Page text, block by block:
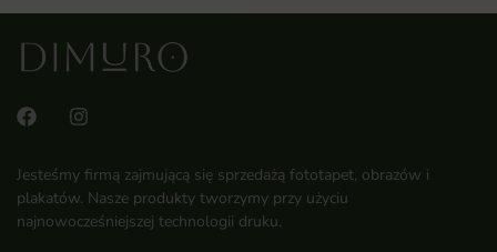
Jesteśmy firmą zajmującą się sprzedażą fototapet, obrazów i
plakatów. Nasze produkty tworzymy przy użyciu
najnowocześniejszej technologii druku.